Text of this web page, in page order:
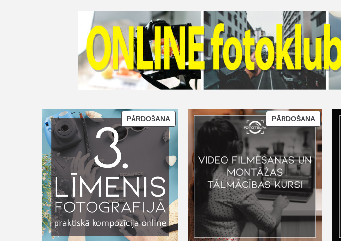
PĀRDOŠANA PĀRDOŠANA